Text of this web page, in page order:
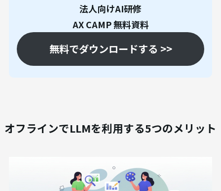
AX CAMP 無料資料